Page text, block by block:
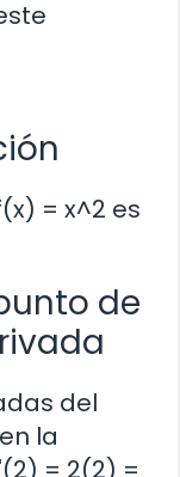
= x^2 es
de
del
la
= 2(2) =